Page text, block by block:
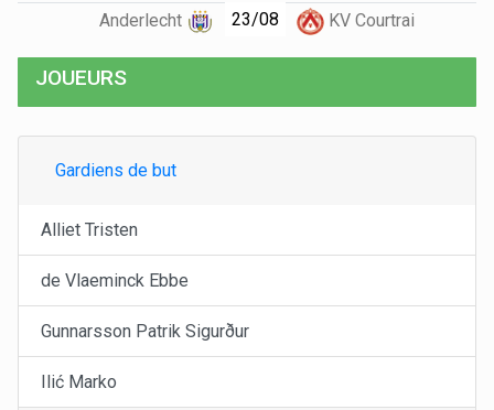
Anderlecht
23/08 KV Courtrai
JOUEURS
Gardiens de but
Alliet Tristen
de Vlaeminck Ebbe
Gunnarsson Patrik Sigurður
Ilić Marko